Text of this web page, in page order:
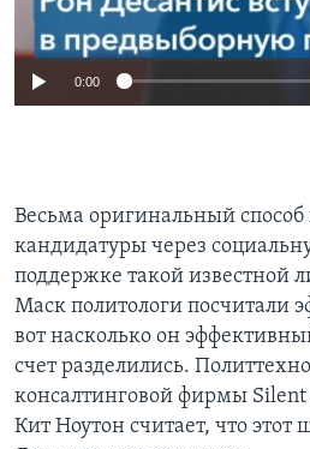
0:00
Весьма оригинальный
кандидатуры через
поддержке такой известной
Маск политологи посчитали
вот насколько он
счет разделились.
консалтинговой фирмы
Кит Ноутон считает, что